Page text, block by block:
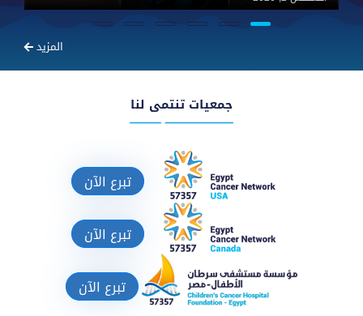
المزيد
جمعيات تنتمى لنا
تبرع الآن
تبرع الآن
تبرع الآن